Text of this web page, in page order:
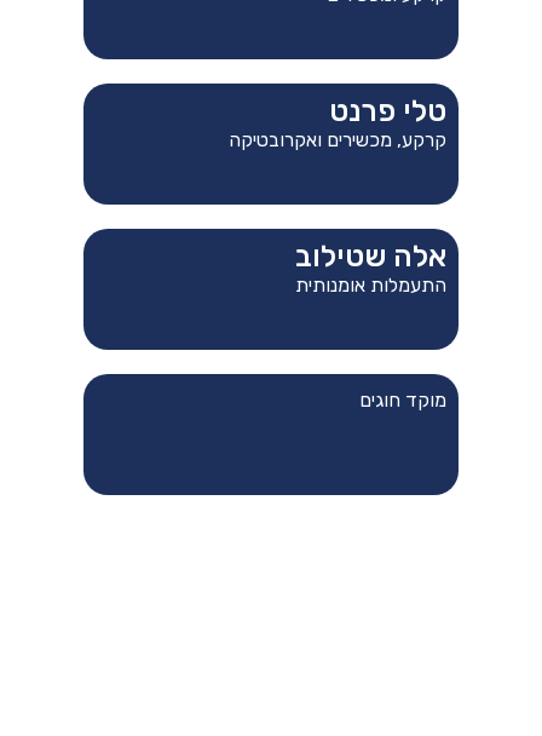
טלי פרנט
קרקע, מכשירים ואקרובטיקה
אלה שטילוב
התעמלות אומנותית
מוקד חוגים